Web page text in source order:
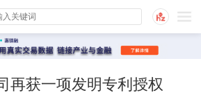
再获一项发明专利授权